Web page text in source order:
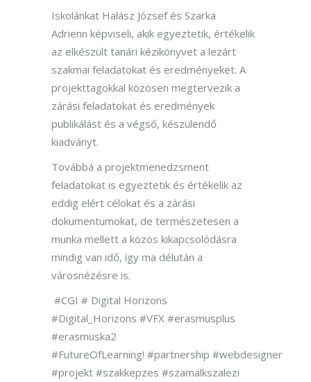
Iskolánkat Halász József és Szarka
Adrienn képviseli, akik egyeztetik, értékelik
az elkészült tanári kézikönyvet a lezárt
szakmai feladatokat és eredményeket. A
projekttagokkal közösen megtervezik a
zárási feladatokat és eredmények
publikálást és a végső, készülendő
kiadványt.
Továbbá a projektmenedzsment
feladatokat is egyeztetik és értékelik az
eddig elért célokat és a zárási
dokumentumokat, de természetesen a
munka mellett a közös kikapcsolódásra
mindig van idő, így ma délután a
városnézésre is.
#CGI # Digital Horizons
#Digital_Horizons #VFX #erasmusplus
#erasmuska2
#FutureOfLearning! #partnership #webdesigner
#projekt #szakkepzes #szamalkszalezi